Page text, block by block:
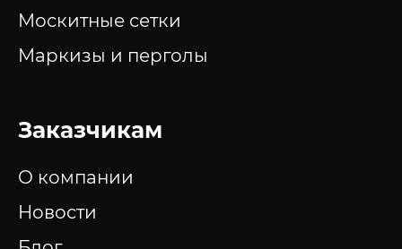
Москитные сетки
Маркизы и перголы
Заказчикам
О компании
Новости